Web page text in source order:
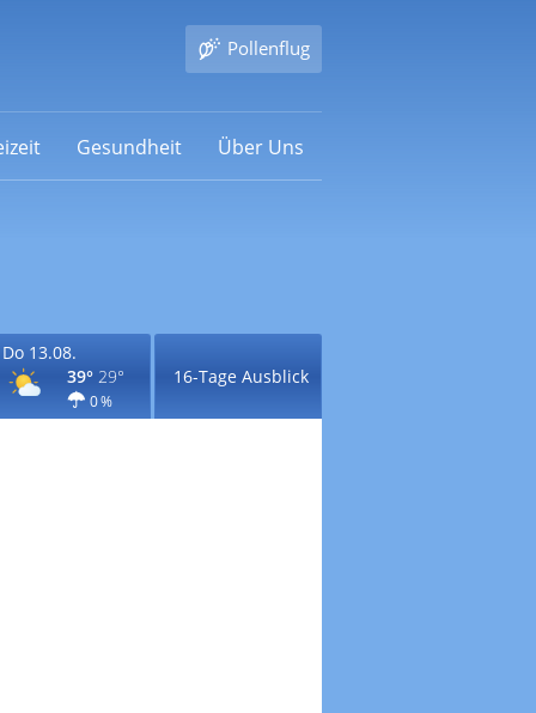
Pollenflug
Gesundheit Über Uns
Do 13.08.
39° 29°
0 %
16-Tage Ausblick